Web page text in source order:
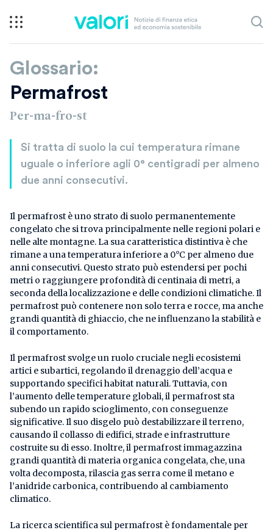
Glossario:
Permafrost
Per-ma-fro-st
Si tratta di suolo la cui temperatura rimane
uguale o inferiore agli 0° centigradi per almeno
due anni consecutivi.
Il permafrost è uno strato di suolo permanentemente
congelato che si trova principalmente nelle regioni polari e
nelle alte montagne. La sua caratteristica distintiva è che
rimane a una temperatura inferiore a 0°C per almeno due
anni consecutivi. Questo strato può estendersi per pochi
metri o raggiungere profondità di centinaia di metri, a
seconda della localizzazione e delle condizioni climatiche. Il
permafrost può contenere non solo terra e rocce, ma anche
grandi quantità di ghiaccio, che ne influenzano la stabilità e
il comportamento.
Il permafrost svolge un ruolo cruciale negli ecosistemi
artici e subartici, regolando il drenaggio dell’acqua e
supportando specifici habitat naturali. Tuttavia, con
l’aumento delle temperature globali, il permafrost sta
subendo un rapido scioglimento, con conseguenze
significative. Il suo disgelo può destabilizzare il terreno,
causando il collasso di edifici, strade e infrastrutture
costruite su di esso. Inoltre, il permafrost immagazzina
grandi quantità di materia organica congelata, che, una
volta decomposta, rilascia gas serra come il metano e
l’anidride carbonica, contribuendo al cambiamento
climatico.
La ricerca scientifica sul permafrost è fondamentale per